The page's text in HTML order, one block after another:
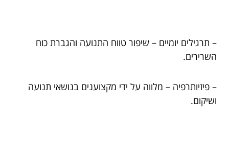
– תרגילים יומיים – שיפור טווח התנועה והגברת כוח
השרירים.
– פיזיותרפיה – מלווה על ידי מקצוענים בנושאי תנועה
ושיקום.